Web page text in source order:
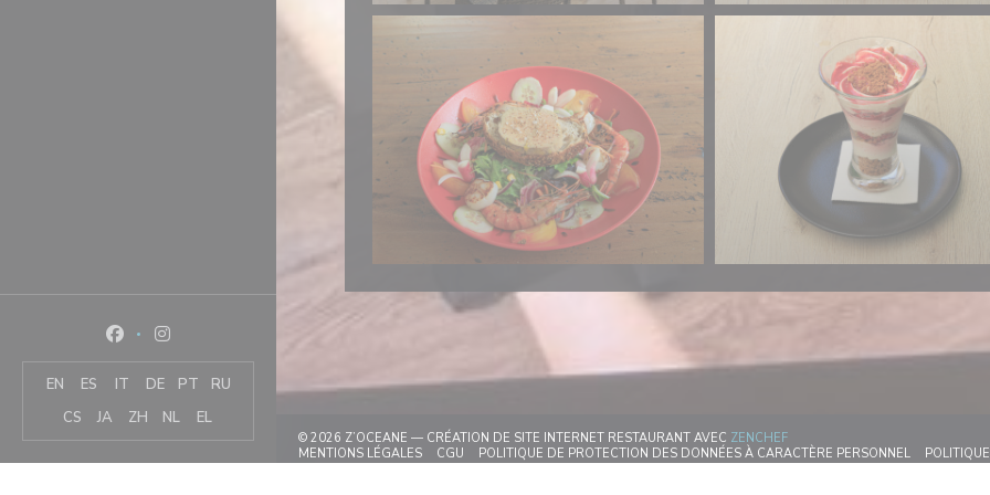
Facebook ((ouvre une nouvelle fenêtre))
Instagram ((ouvre une nouvelle fenêtre))
EN ES IT DE PT
RU
CS
JA ZH NL EL
© 2026 Z’OCEANE — CRÉATION DE SITE INTERNET RESTAURANT AVEC ZENCHEF((OUVRE UNE NOUVELLE
MENTIONS LÉGALES((OUVRE UNE NOUVELLE FENÊTRE))
CGU ((OUVRE UNE NOUVELLE FENÊTRE))
POLITIQUE DE PROTECTION DES DONNÉES À CARACTÈRE PERSONNEL((OUVRE